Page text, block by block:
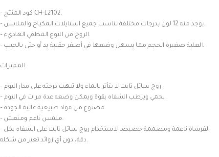
– كود المنتج CH-L2102.
– يوجد منه 12 لون بدرجات مختلفة تناسب جميع استايلات المكياج والملابس.
– الروج من النوع المطفي الهاديء.
– العلبة صغيرة الحجم مما يسهل وضعها في أصغر حقيبة يد أو حتى بالجيب.
المميزات :
– روج سائل ثابت لا يتأثر بالماء ولا تبهت درجته على مدار اليوم.
– يحمي ويرطب الشفاه بقوة ويمكن وضعه عدة مرات في اليوم .
– مصنوع من مواد طبيعية عالية الجودة
– ملمس ناعم ومنعش.
– الفرشاة ناعمة ومصممة خصيصا لاستخدام روج سائل ثابت على الشفاه بكل
دقة، دون أي زوائد تغير من شكله.